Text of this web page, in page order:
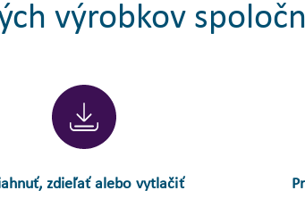
výrobkov
zdieľať alebo vytlačiť